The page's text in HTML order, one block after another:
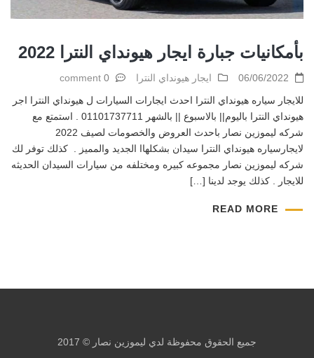
بأمكانيات جبارة ايجار هيونداي النترا 2022
06/06/2022 ايجار هيونداي النترا
0 comment
للايجار سياره هيونداي النترا احدث ايجارات السيارات ل هيونداي النترا اجر
هيونداي النترا باليوم|| بالاسبوع || بالشهر 01101737711 . استمتع مع
شركه ليموزين نصار باحدث العروض والخصومات لصيف 2022
لايجارسياره هيونداي النترا سيدان بشكلهاا الجديد والمميز . كذلك توفر لك
شركه ليموزين نصار مجموعه كبيره ومختلفه من سيارات السيدان الحديثه
للايجار . كذلك يوجد لدينا […]
READ MORE
جميع الحقوق محفوظة لدي ليموزين نصار © 2017